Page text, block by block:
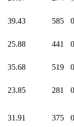
39.43 585
25.88 441
35.68 519
23.85 281
31.91 375